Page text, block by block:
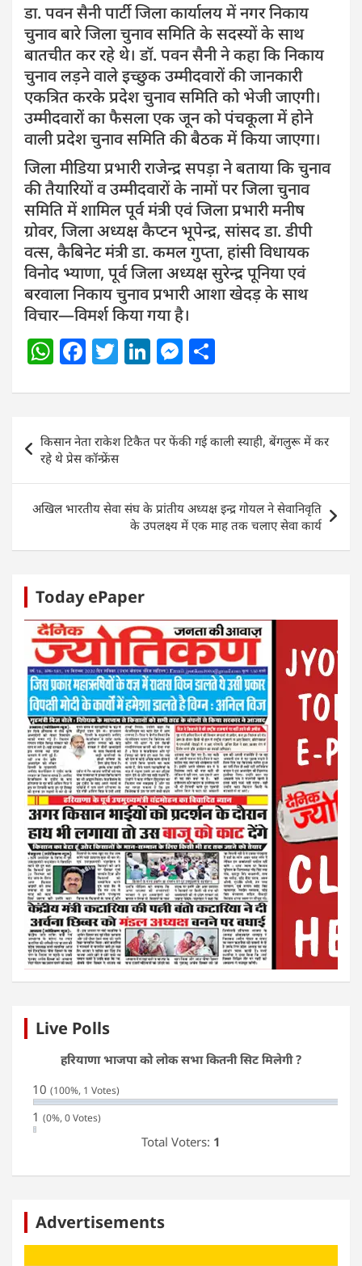
डा. पवन सैनी पार्टी जिला कार्यालय में नगर निकाय
चुनाव बारे जिला चुनाव समिति के सदस्यों के साथ
बातचीत कर रहे थे। डॉ. पवन सैनी ने कहा कि निकाय
चुनाव लड़ने वाले इच्छुक उम्मीदवारों की जानकारी
एकत्रित करके प्रदेश चुनाव समिति को भेजी जाएगी।
उम्मीदवारों का फैसला एक जून को पंचकूला में होने
वाली प्रदेश चुनाव समिति की बैठक में किया जाएगा।
जिला मीडिया प्रभारी राजेन्द्र सपड़ा ने बताया कि चुनाव
की तैयारियों व उम्मीदवारों के नामों पर जिला चुनाव
समिति में शामिल पूर्व मंत्री एवं जिला प्रभारी मनीष
ग्रोवर, जिला अध्यक्ष कैप्टन भूपेन्द्र, सांसद डा. डीपी
वत्स, कैबिनेट मंत्री डा. कमल गुप्ता, हांसी विधायक
विनोद भ्याणा, पूर्व जिला अध्यक्ष सुरेन्द्र पूनिया एवं
बरवाला निकाय चुनाव प्रभारी आशा खेदड़ के साथ
विचार—विमर्श किया गया है।
W
at
s
A
p
p
F
c
e
b
o
o
T
itt
er
Li
k
e
dI
n
M
ss
e
n
g
er
ar
e
Post
navigation
किसान नेता राकेश टिकैत पर फेंकी गई काली स्याही, बेंगलुरू में कर
रहे थे प्रेस कॉन्फ्रेंस
अखिल भारतीय सेवा संघ के प्रांतीय अध्यक्ष इन्द्र गोयल ने सेवानिवृति
के उपलक्ष्य में एक माह तक चलाए सेवा कार्य
Today ePaper
Live Polls
हरियाणा भाजपा को लोक सभा कितनी सिट मिलेगी ?
10 (100%, 1 Votes)
1 (0%, 0 Votes)
Total Voters: 1
Advertisements